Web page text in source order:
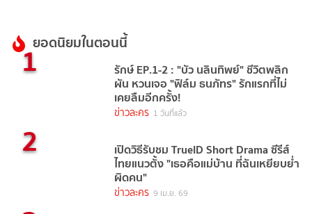
ยอดนิยมในตอนนี้
1 รักษ์ EP.1-2 : "บัว นลินทิพย์" ชีวิตพลิก
ผัน หวนเจอ "ฟิล์ม ธนภัทร" รักแรกที่ไม่
เคยลืมอีกครั้ง!
ข่าวละคร 1 วันที่แล้ว
2 เปิดวิธีรับชม TrueID Short Drama ซีรีส์
ไทยแนวตั้ง "เธอคือแม่บ้าน ที่ฉันเหยียบย่ำ
ผิดคน"
ข่าวละคร 9 เม.ย. 69